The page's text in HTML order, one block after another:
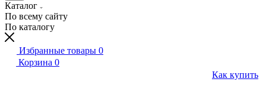
Каталог
По всему сайту
По каталогу
Избранные товары 0
Корзина 0
Как купить